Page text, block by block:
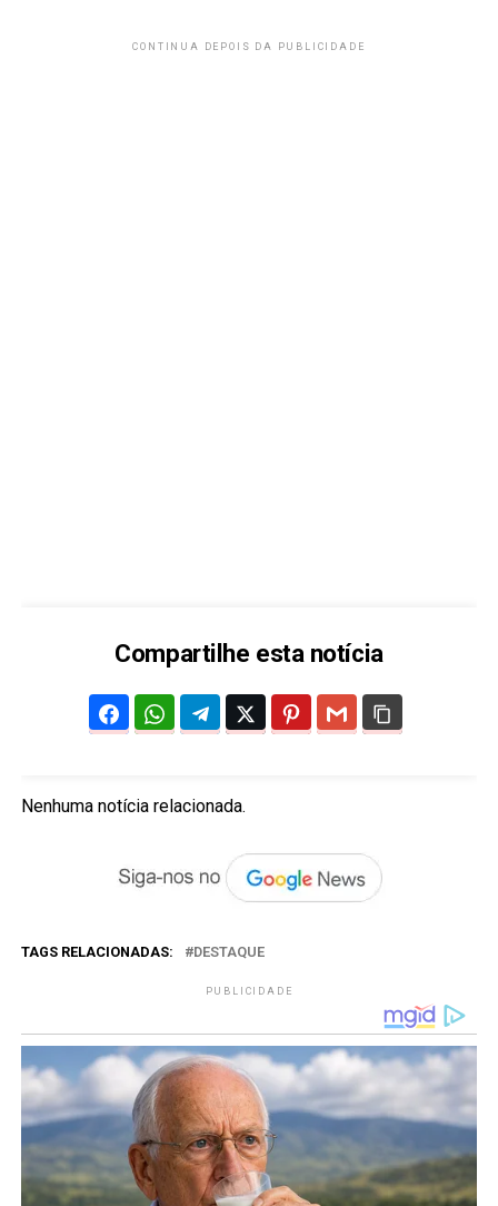
CONTINUA DEPOIS DA PUBLICIDADE
Compartilhe esta notícia
Nenhuma notícia relacionada.
TAGS RELACIONADAS: DESTAQUE
PUBLICIDADE